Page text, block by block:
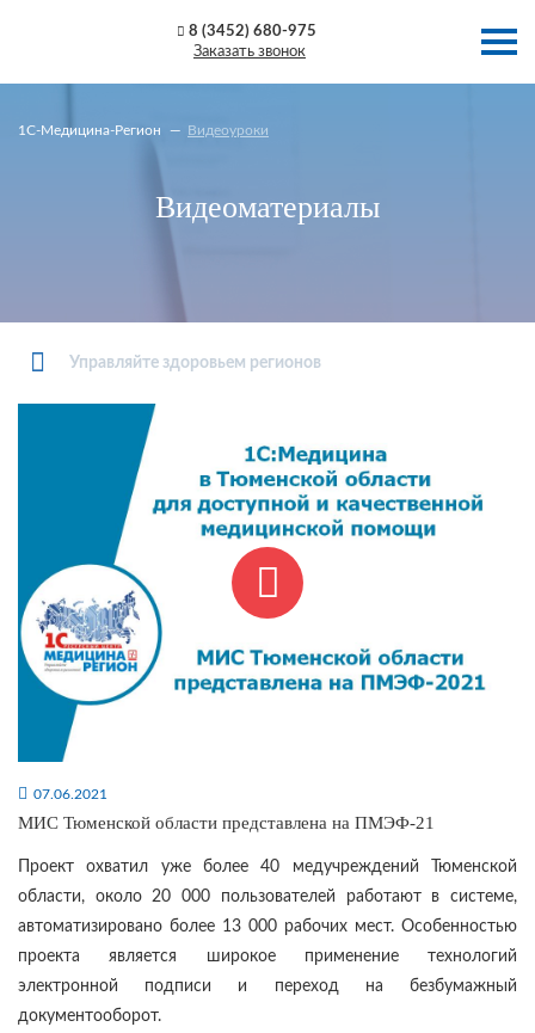
Заказать звонок
8 (3452) 680-975
1C-Медицина-Регион Видеоуроки
Видеоматериалы
Управляйте здоровьем регионов
07.06.2021
МИС Тюменской области представлена на ПМЭФ-21
Проект охватил уже более 40 медучреждений Тюменской
области, около 20 000 пользователей работают в системе,
автоматизировано более 13 000 рабочих мест. Особенностью
проекта является широкое применение технологий
электронной подписи и переход на безбумажный
документооборот.